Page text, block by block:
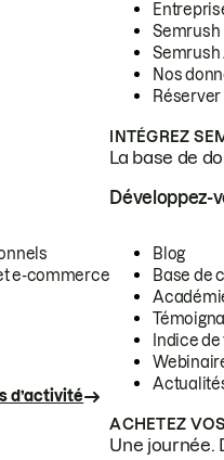
Semrush
Semrush
Nos
INTÉGREZ
La base de
e-commerce
d’activité
Développez-
Blog
Base de
Indice
ACHETEZ
Une journée.